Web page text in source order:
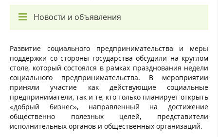
Новости и объявления
Развитие социального предпринимательства и меры
поддержки со стороны государства обсудили на круглом
столе, который состоялся в рамках празднования недели
социального предпринимательства. В мероприятии
приняли участие как действующие социальные
предприниматели, так и те, кто только планирует открыть
«добрый бизнес», направленный на достижение
общественно полезных целей, представители
исполнительных органов и общественных организаций.